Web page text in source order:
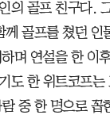
의 골프 친구다.
께 골프를 쳤던
며 연설을 한 이
도 한 위트코프
중 한 명으로 꼽